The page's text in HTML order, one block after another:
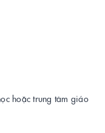
hoặc trung tâm giáo